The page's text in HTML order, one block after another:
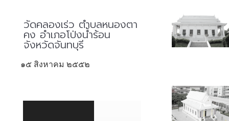
วัดคลองเร่ว ตำบลหนองตา
คง อำเภอโป่งน้ำร้อน
จังหวัดจันทบุรี
๑๕ สิงหาคม ๒๕๕๒
วัด